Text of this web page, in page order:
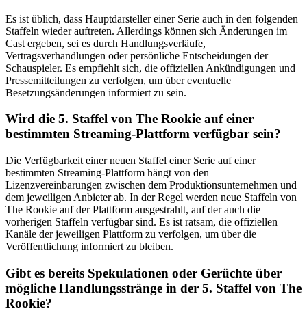
Es ist üblich, dass Hauptdarsteller einer Serie auch in den folgenden
Staffeln wieder auftreten. Allerdings können sich Änderungen im
Cast ergeben, sei es durch Handlungsverläufe,
Vertragsverhandlungen oder persönliche Entscheidungen der
Schauspieler. Es empfiehlt sich, die offiziellen Ankündigungen und
Pressemitteilungen zu verfolgen, um über eventuelle
Besetzungsänderungen informiert zu sein.
Wird die 5. Staffel von The Rookie auf einer
bestimmten Streaming-Plattform verfügbar sein?
Die Verfügbarkeit einer neuen Staffel einer Serie auf einer
bestimmten Streaming-Plattform hängt von den
Lizenzvereinbarungen zwischen dem Produktionsunternehmen und
dem jeweiligen Anbieter ab. In der Regel werden neue Staffeln von
The Rookie auf der Plattform ausgestrahlt, auf der auch die
vorherigen Staffeln verfügbar sind. Es ist ratsam, die offiziellen
Kanäle der jeweiligen Plattform zu verfolgen, um über die
Veröffentlichung informiert zu bleiben.
Gibt es bereits Spekulationen oder Gerüchte über
mögliche Handlungsstränge in der 5. Staffel von The
Rookie?